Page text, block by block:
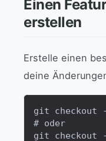
Einen
erstellen
Erstelle einen
deine
git checkout
# oder
git checkout -